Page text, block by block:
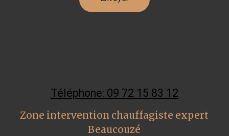
Téléphone: 09 72 15 83 12
Zone intervention chauffagiste expert
Beaucouzé